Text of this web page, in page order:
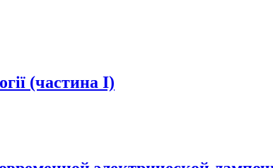
(частина І)